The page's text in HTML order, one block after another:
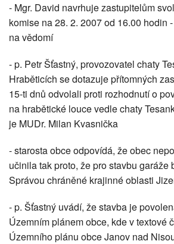
- Mgr. David navrhuje zastupitelům
komise na 28. 2. 2007 od 16.00 hodin
na vědomí
- p. Petr Šťastný, provozovatel chaty
Hraběticích se dotazuje přítomných
15-ti dnů odvolali proti rozhodnutí o
na hrabětické louce vedle chaty
je MUDr. Milan Kvasnička
- starosta obce odpovídá, že obec
učinila tak proto, že pro stavbu garáže
Správou chráněné krajinné oblasti
- p. Šťastný uvádí, že stavba je
Územním plánem obce, kde v textové
Územního plánu obce Janov nad